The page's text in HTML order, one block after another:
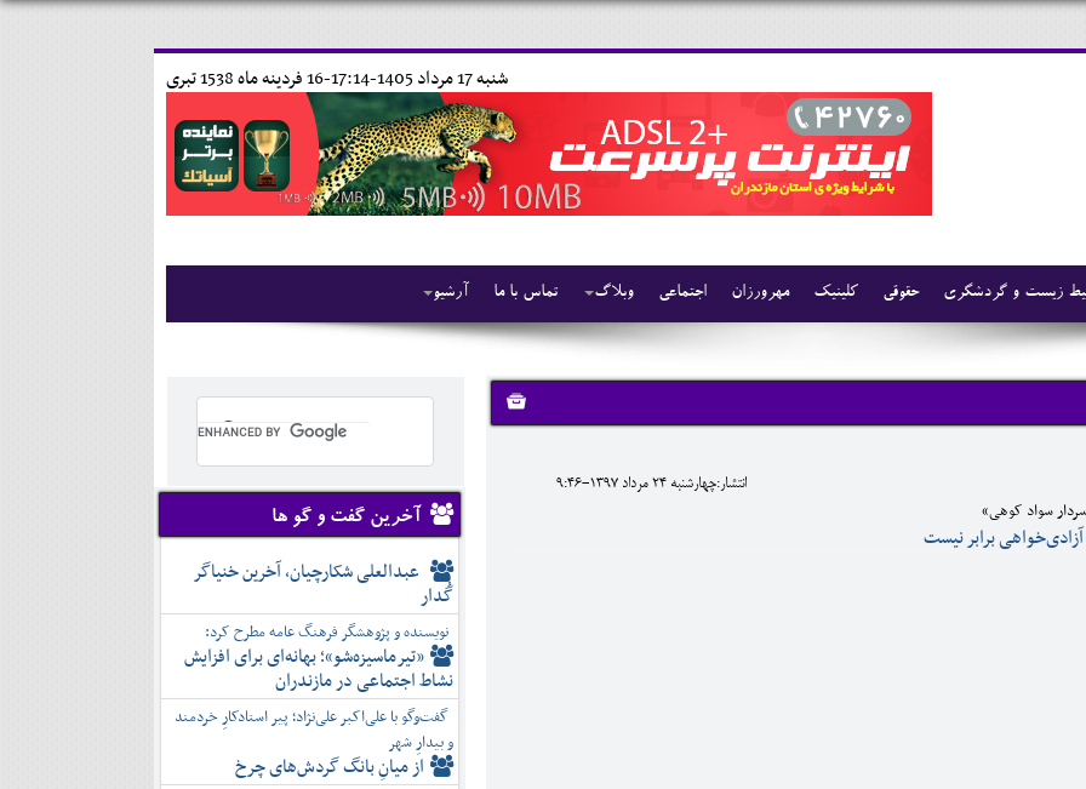
16 فردينه ماه 1538 تبری شنبه 17 مرداد 1405-17:14-
آرشیو تماس با ما وبلاگ اجتماعی مهرورزان کلینیک حقوقی زیست و گردشگری
انتشار:چهارشنبه 24 مرداد 1397-9:46
سواد کوهی»
برابر نیست
آخرین گفت و گو ها
عبدالعلی شکارچیان، آخرین خنیاگر
گُدار
نویسنده و پژوهشگر فرهنگ عامه مطرح کرد:
«تیرماسیزه‌شو»؛ بهانه‌ای برای افزایش
نشاط اجتماعی در مازندران
گفت‌وگو با علی‌اکبر علی‌نژاد؛ پیر استادکارِ خردمند
و بیدارِ شهر
از میانِ بانگ گردش‌های چرخ